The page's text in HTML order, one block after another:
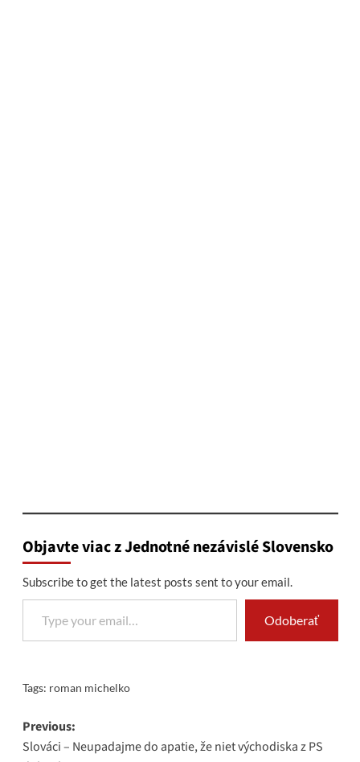
Objavte viac z Jednotné nezávislé Slovensko
Subscribe to get the latest posts sent to your email.
Type your email…
Odoberať
Tags: roman michelko
Post
Previous:
Slováci – Neupadajme do apatie, že niet východiska z PS